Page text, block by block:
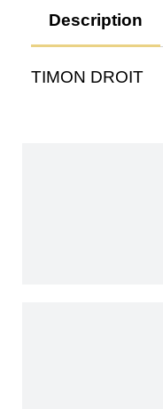
Description
TIMON DROIT